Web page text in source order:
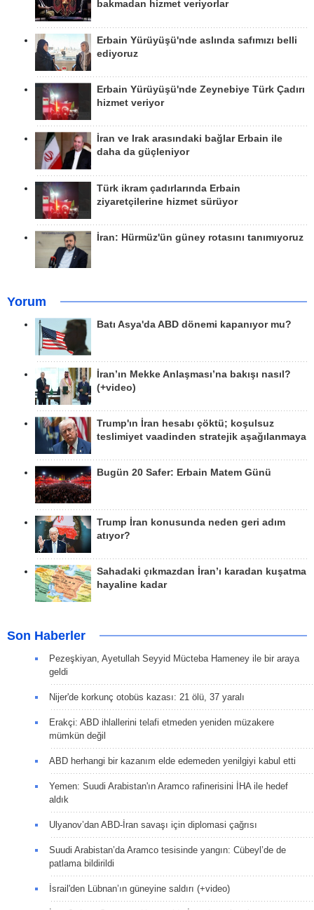
bakmadan hizmet veriyorlar
Erbain Yürüyüşü'nde aslında safımızı belli
ediyoruz
Erbain Yürüyüşü'nde Zeynebiye Türk Çadırı
hizmet veriyor
İran ve Irak arasındaki bağlar Erbain ile
daha da güçleniyor
Türk ikram çadırlarında Erbain
ziyaretçilerine hizmet sürüyor
İran: Hürmüz'ün güney rotasını tanımıyoruz
Yorum
Batı Asya'da ABD dönemi kapanıyor mu?
İran’ın Mekke Anlaşması’na bakışı nasıl?
(+video)
Trump'ın İran hesabı çöktü; koşulsuz
teslimiyet vaadinden stratejik aşağılanmaya
Bugün 20 Safer: Erbain Matem Günü
Trump İran konusunda neden geri adım
atıyor?
Sahadaki çıkmazdan İran’ı karadan kuşatma
hayaline kadar
Son Haberler
Pezeşkiyan, Ayetullah Seyyid Mücteba Hameney ile bir araya
geldi
Nijer'de korkunç otobüs kazası: 21 ölü, 37 yaralı
Erakçi: ABD ihlallerini telafi etmeden yeniden müzakere
mümkün değil
ABD herhangi bir kazanım elde edemeden yenilgiyi kabul etti
Yemen: Suudi Arabistan'ın Aramco rafinerisini İHA ile hedef
aldık
Ulyanov’dan ABD-İran savaşı için diplomasi çağrısı
Suudi Arabistan’da Aramco tesisinde yangın: Cübeyl’de de
patlama bildirildi
İsrail'den Lübnan’ın güneyine saldırı (+video)